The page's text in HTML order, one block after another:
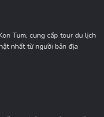
Tum, cung cấp tour du lịch
nhất từ người bản địa